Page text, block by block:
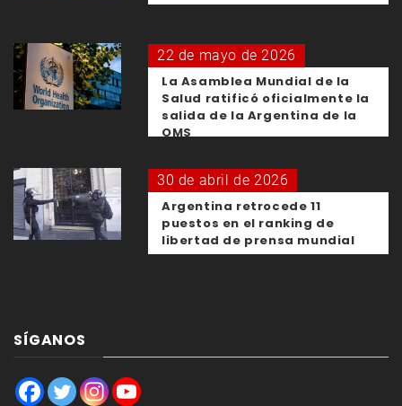
22 de mayo de 2026
La Asamblea Mundial de la
Salud ratificó oficialmente la
salida de la Argentina de la
OMS
30 de abril de 2026
Argentina retrocede 11
puestos en el ranking de
libertad de prensa mundial
SÍGANOS